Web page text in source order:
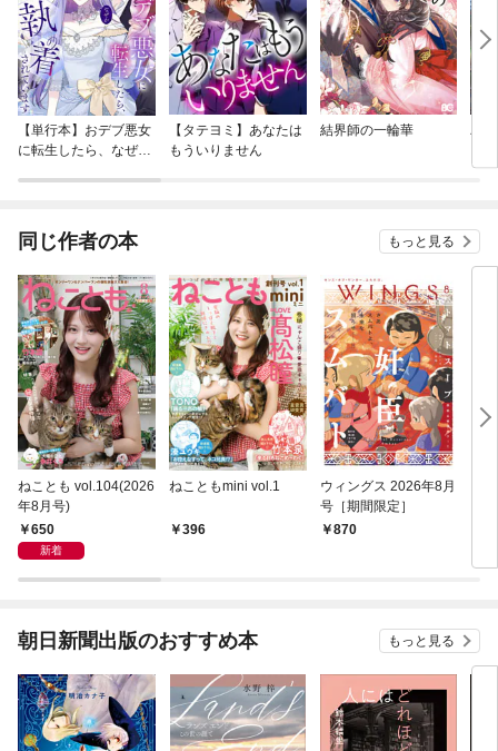
【単行本】おデブ悪女
に転生したら、なぜか
【タテヨミ】あなたは
もういりません
結界師の一輪華
バ
今
同じ作者の本 もっと見る
ねことも vol.104(2026
年8月号)
650
新着
ねこともmini vol.1
396
ウィングス 2026年8月
号［期間限定］
870
朝日新聞出版のおすすめ本 もっと見る